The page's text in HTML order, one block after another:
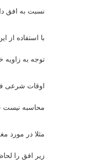
نسبت به افق
توجه به
اوقات شرعی
محاسبه نیست